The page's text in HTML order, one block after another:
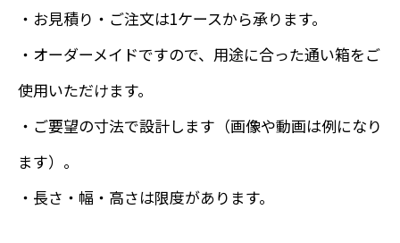
・お見積り・ご注文は1ケースから承ります。
・オーダーメイドですので、用途に合った通い箱をご
使用いただけます。
・ご要望の寸法で設計します（画像や動画は例になり
ます）。
・長さ・幅・高さは限度があります。